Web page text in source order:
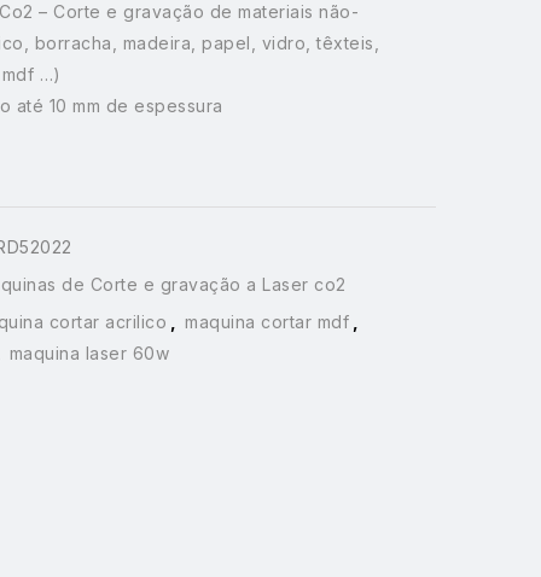
– Corte e gravação de materiais não-
borracha, madeira, papel, vidro, têxteis,
…)
até 10 mm de espessura
de Corte e gravação a Laser co2
cortar acrilico maquina cortar mdf
maquina laser 60w